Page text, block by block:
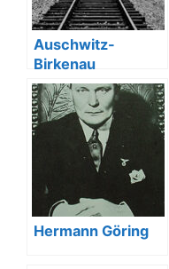
Auschwitz-
Birkenau
Hermann Göring